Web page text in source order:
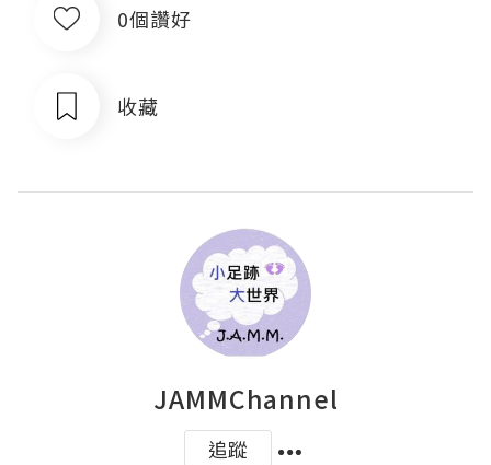
0個讚好
收藏
JAMMChannel
追蹤